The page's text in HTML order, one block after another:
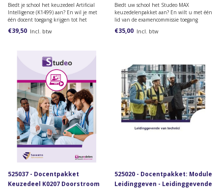
generatieve AI
Biedt je school het keuzedeel Artificial
Intelligence (K1499) aan? En wil je met
één docent toegang krijgen tot het
docentenmateriaal? Dan heb je dit
docentpakket nodig.
€39,50 Incl. btw
Biedt uw school het Studeo MAX
keuzedelenpakket aan? En wilt u met één
lid van de examencommissie toegang
krijgen tot de examens van de generieke
keuzedelen? Dan heeft u dit
€35,00 Incl. btw
525037 - Docentpakket
Keuzedeel K0207 Doorstroom
525020 - Docentpakket: Module
Leidinggeven - Leidinggevende